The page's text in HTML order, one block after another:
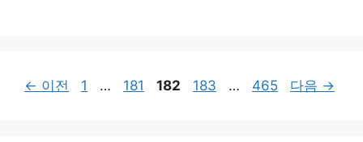
← 이전
페
1 …
페
181
페
182
페
183 …
페
465 다음 →